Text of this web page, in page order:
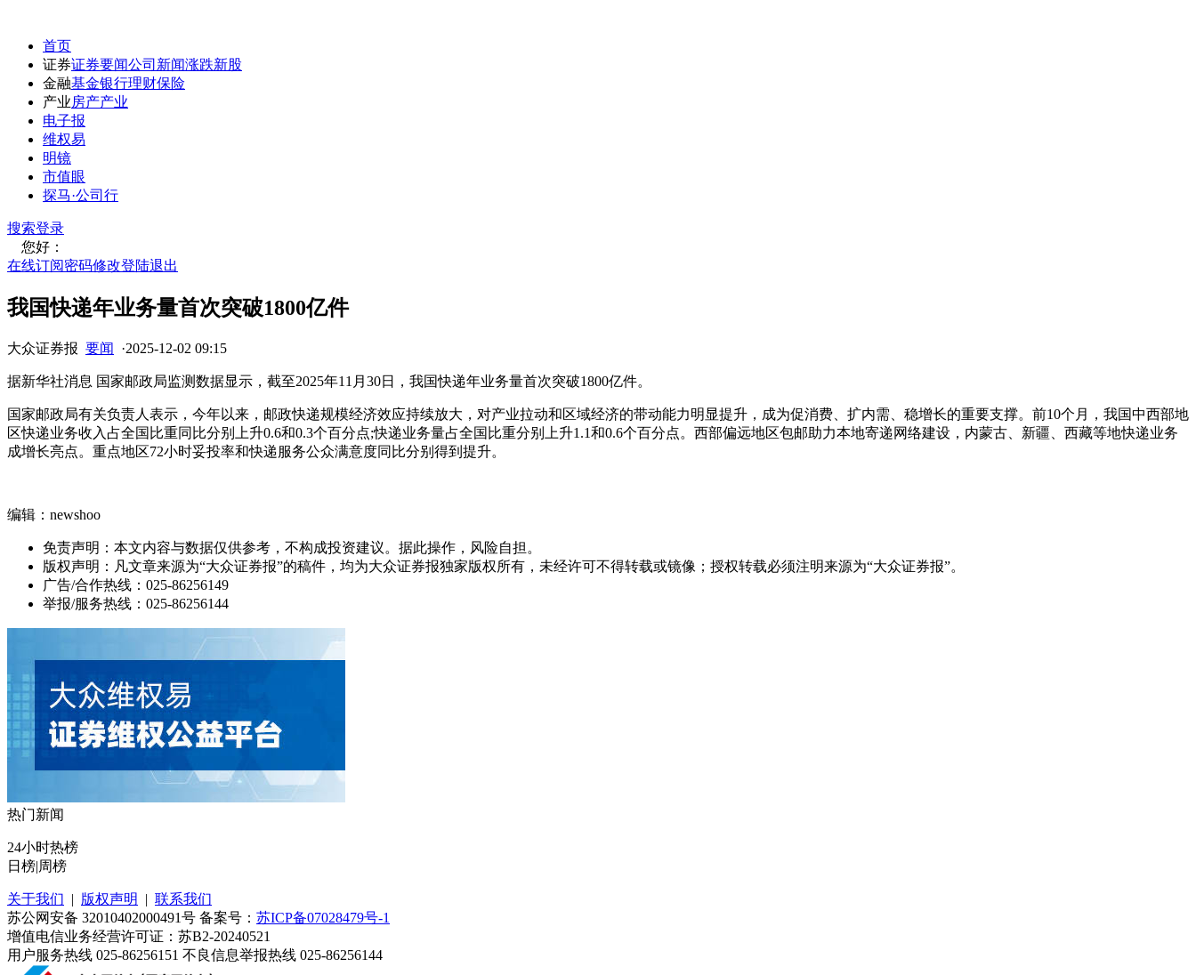
首页
证券证券要闻公司新闻涨跌新股
金融基金银行理财保险
产业房产产业
电子报
维权易
明镜
市值眼
探马·公司行
搜索登录
您好：
在线订阅密码修改登陆退出
我国快递年业务量首次突破1800亿件
大众证券报 要闻 ·2025-12-02 09:15
据新华社消息 国家邮政局监测数据显示，截至2025年11月30日，我国快递年业务量首次突破1800亿件。
国家邮政局有关负责人表示，今年以来，邮政快递规模经济效应持续放大，对产业拉动和区域经济的带动能力明显提升，成为促消费、扩内需、稳增长的重要支撑。前10个月，我国中西部地
区快递业务收入占全国比重同比分别上升0.6和0.3个百分点;快递业务量占全国比重分别上升1.1和0.6个百分点。西部偏远地区包邮助力本地寄递网络建设，内蒙古、新疆、西藏等地快递业务
成增长亮点。重点地区72小时妥投率和快递服务公众满意度同比分别得到提升。
编辑：newshoo
免责声明：本文内容与数据仅供参考，不构成投资建议。据此操作，风险自担。
版权声明：凡文章来源为“大众证券报”的稿件，均为大众证券报独家版权所有，未经许可不得转载或镜像；授权转载必须注明来源为“大众证券报”。
广告/合作热线：025-86256149
举报/服务热线：025-86256144
热门新闻
24小时热榜
日榜|周榜
关于我们 | 版权声明 | 联系我们
苏公网安备 32010402000491号 备案号： 苏ICP备07028479号-1
增值电信业务经营许可证：苏B2-20240521
用户服务热线 025-86256151 不良信息举报热线 025-86256144